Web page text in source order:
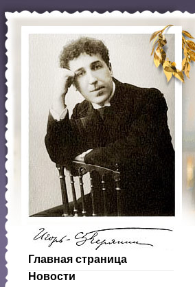
Главная страница
Новости